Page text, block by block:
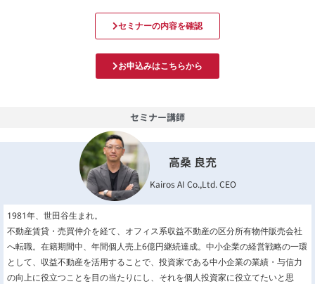
セミナーの内容を確認
お申込みはこちらから
セミナー講師
高桑 良充
Kairos AI Co.,Ltd. CEO
1981年、世田谷生まれ。
不動産賃貸・売買仲介を経て、オフィス系収益不動産の区分所有物件販売会社
へ転職。在籍期間中、年間個人売上6億円継続達成。中小企業の経営戦略の一環
として、収益不動産を活用することで、投資家である中小企業の業績・与信力
の向上に役立つことを目の当たりにし、それを個人投資家に役立てたいと思